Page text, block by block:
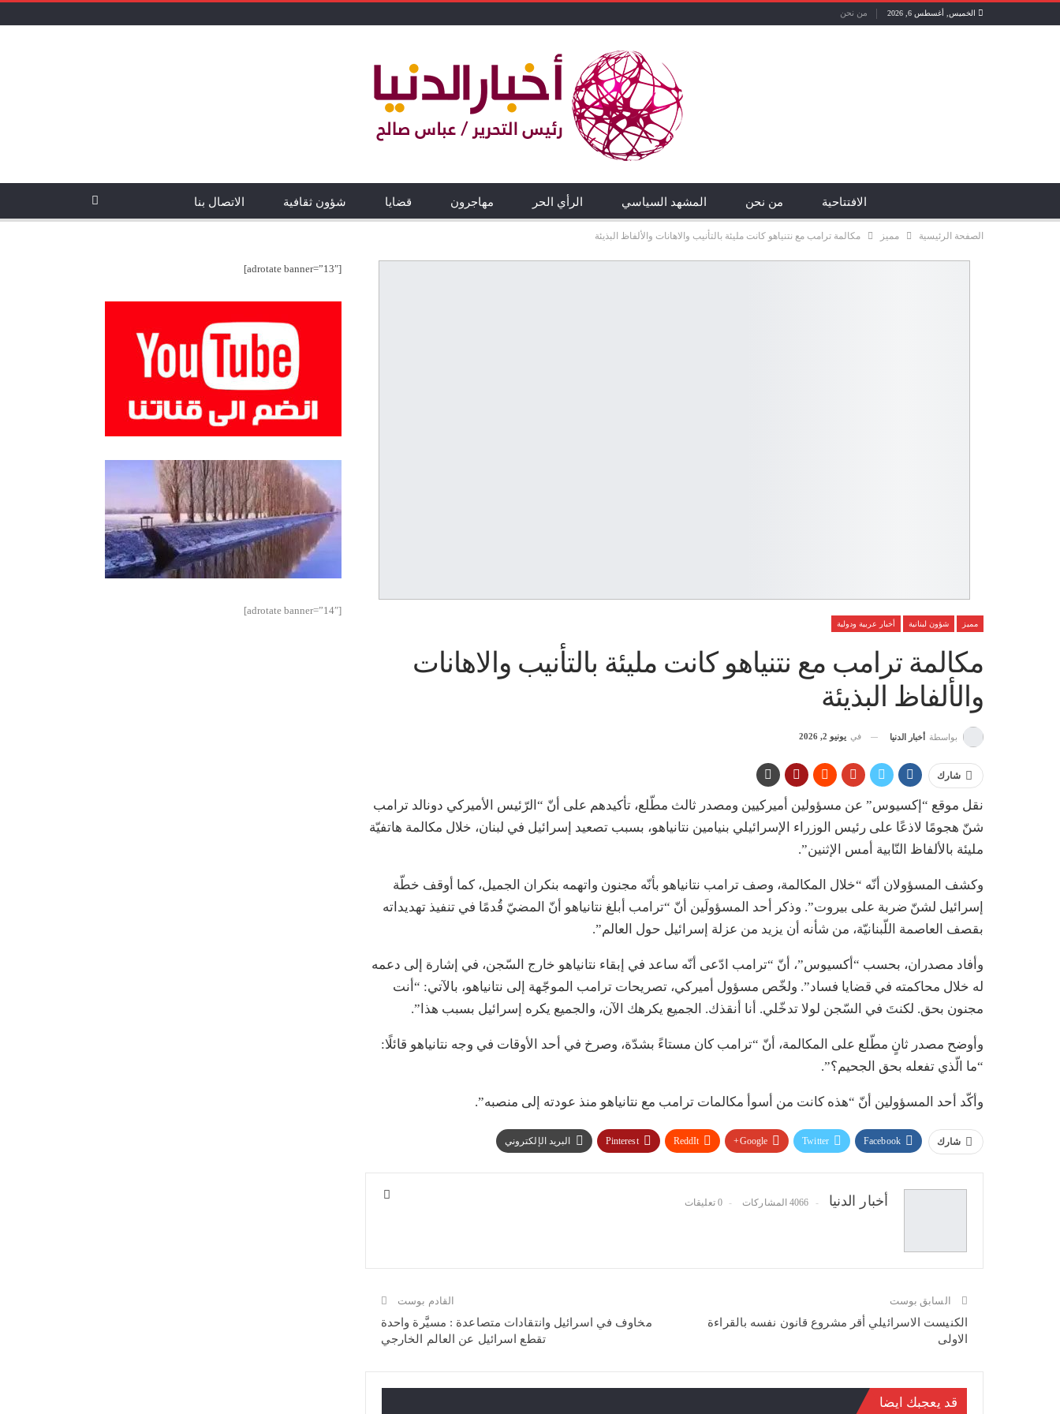
الخميس, أغسطس 6, 2026 من نحن
الافتتاحية من نحن المشهد السياسي الرأي الحر مهاجرون قضايا شؤون ثقافية الاتصال بنا
الصفحة الرئيسية مميز مكالمة ترامب مع نتنياهو كانت مليئة بالتأنيب والاهانات والألفاظ البذيئة
مميز شؤون لبنانية أخبار عربية ودولية
مكالمة ترامب مع نتنياهو كانت مليئة بالتأنيب والاهانات
والألفاظ البذيئة
بواسطة أخبار الدنيا في يونيو 2, 2026
شارك
نقل موقع “إكسيوس” عن مسؤولين أميركيين ومصدر ثالث مطّلع، تأكيدهم على أنّ “الرّئيس الأميركي دونالد ترامب
شنّ هجومًا لاذعًا على رئيس الوزراء الإسرائيلي بنيامين نتانياهو، بسبب تصعيد إسرائيل في لبنان، خلال مكالمة هاتفيّة
مليئة بالألفاظ النّابية أمس الإثنين”.
وكشف المسؤولان أنّه “خلال المكالمة، وصف ترامب نتانياهو بأنّه مجنون واتهمه بنكران الجميل، كما أوقف خطّة
إسرائيل لشنّ ضربة على بيروت”. وذكر أحد المسؤولَين أنّ “ترامب أبلغ نتانياهو أنّ المضيّ قُدمًا في تنفيذ تهديداته
بقصف العاصمة اللّبنانيّة، من شأنه أن يزيد من عزلة إسرائيل حول العالم”.
وأفاد مصدران، بحسب “أكسيوس”، أنّ “ترامب ادّعى أنّه ساعد في إبقاء نتانياهو خارج السّجن، في إشارة إلى دعمه
له خلال محاكمته في قضايا فساد”. ولخّص مسؤول أميركي، تصريحات ترامب الموجّهة إلى نتانياهو، بالآتي: “أنت
مجنون بحق. لكنتَ في السّجن لولا تدخّلي. أنا أنقذك. الجميع يكرهك الآن، والجميع يكره إسرائيل بسبب هذا”.
وأوضح مصدر ثانٍ مطّلع على المكالمة، أنّ “ترامب كان مستاءً بشدّة، وصرخ في أحد الأوقات في وجه نتانياهو قائلًا:
“ما الّذي تفعله بحق الجحيم؟”.
وأكّد أحد المسؤولين أنّ “هذه كانت من أسوأ مكالمات ترامب مع نتانياهو منذ عودته إلى منصبه”.
شارك Facebook
Twitter
Google+
ReddIt
Pinterest البريد الإلكتروني
أخبار الدنيا 4066 المشاركات 0 تعليقات
السابق بوست
الكنيست الاسرائيلي أقر مشروع قانون نفسه بالقراءة
الاولى
القادم بوست
مخاوف في اسرائيل وانتقادات متصاعدة : مسيَّرة واحدة
تقطع اسرائيل عن العالم الخارجي
قد يعجبك ايضا
[adrotate banner=”13″]
[adrotate banner=”14″]